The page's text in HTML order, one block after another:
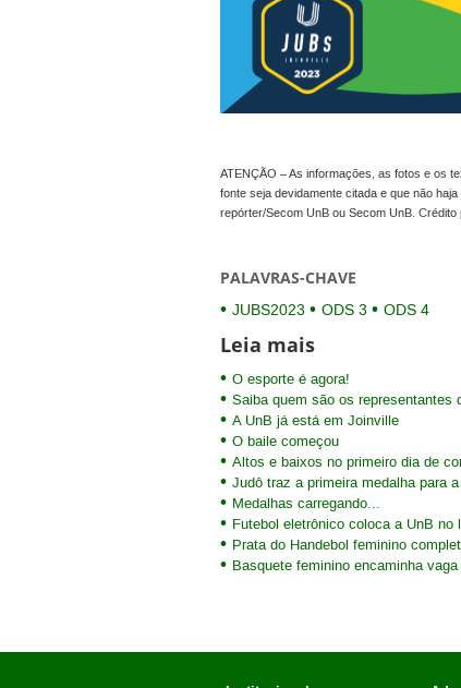
ATENÇÃO – As informações, as fotos e os
fonte seja devidamente citada e que não
repórter/Secom UnB ou Secom UnB.
PALAVRAS-CHAVE
JUBS2023 ODS 3 ODS 4
Leia mais
O esporte é agora!
Saiba quem são os representantes
A UnB já está em Joinville
O baile começou
Altos e baixos no primeiro dia de
Judô traz a primeira medalha para
Medalhas carregando...
Futebol eletrônico coloca a UnB no
Prata do Handebol feminino
Basquete feminino encaminha